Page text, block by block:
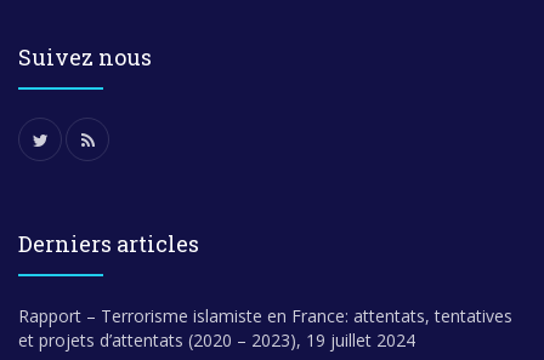
Suivez nous
Derniers articles
Rapport – Terrorisme islamiste en France: attentats, tentatives
et projets d’attentats (2020 – 2023), 19 juillet 2024